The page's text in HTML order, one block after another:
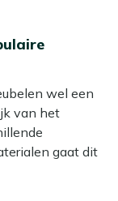
wel een
van het
gaat dit